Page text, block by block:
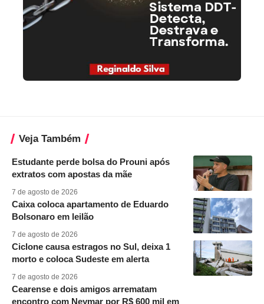
Veja Também
Estudante perde bolsa do Prouni após
extratos com apostas da mãe
7 de agosto de 2026
Caixa coloca apartamento de Eduardo
Bolsonaro em leilão
7 de agosto de 2026
Ciclone causa estragos no Sul, deixa 1
morto e coloca Sudeste em alerta
7 de agosto de 2026
Cearense e dois amigos arrematam
encontro com Neymar por R$ 600 mil em